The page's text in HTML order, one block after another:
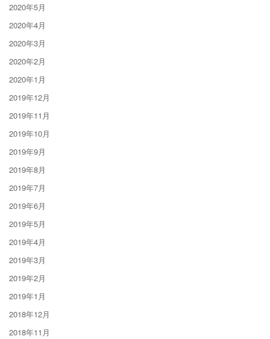
2020年5月
2020年4月
2020年3月
2020年2月
2020年1月
2019年12月
2019年11月
2019年10月
2019年9月
2019年8月
2019年7月
2019年6月
2019年5月
2019年4月
2019年3月
2019年2月
2019年1月
2018年12月
2018年11月